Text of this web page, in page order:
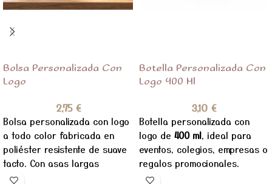
Bolsa Personalizada Con
Logo
2,75 €
Bolsa personalizada con logo
a todo color fabricada en
poliéster resistente de suave
tacto. Con asas largas
reforzadas y capacidad de
Botella Personalizada Con
Logo 400 Ml
3,10 €
Botella personalizada con
logo de 400 ml, ideal para
eventos, colegios, empresas o
regalos promocionales.
Incluye mosquetón metálico